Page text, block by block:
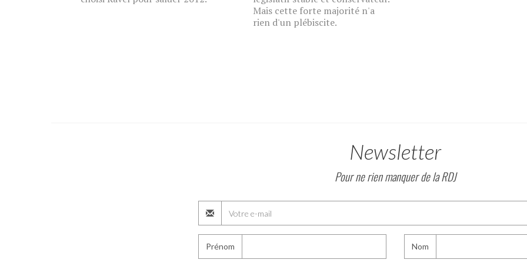
Mais cette forte majorité n'a
rien d'un plébiscite.
Newsletter
Pour ne rien manquer de la RDJ
Prénom Nom